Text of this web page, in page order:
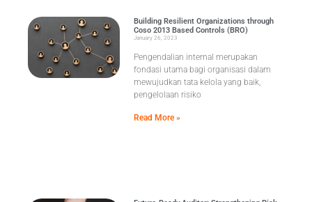
Building Resilient Organizations through
Coso 2013 Based Controls (BRO)
January 26, 2023
Pengendalian internal merupakan
fondasi utama bagi organisasi dalam
mewujudkan tata kelola yang baik,
pengelolaan risiko
Read More »